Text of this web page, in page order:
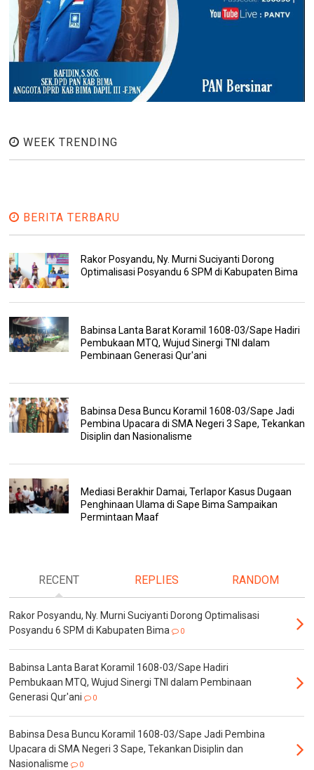
WEEK TRENDING
BERITA TERBARU
Rakor Posyandu, Ny. Murni Suciyanti Dorong
Optimalisasi Posyandu 6 SPM di Kabupaten Bima
Babinsa Lanta Barat Koramil 1608-03/Sape Hadiri
Pembukaan MTQ, Wujud Sinergi TNI dalam
Pembinaan Generasi Qur'ani
Babinsa Desa Buncu Koramil 1608-03/Sape Jadi
Pembina Upacara di SMA Negeri 3 Sape, Tekankan
Disiplin dan Nasionalisme
Mediasi Berakhir Damai, Terlapor Kasus Dugaan
Penghinaan Ulama di Sape Bima Sampaikan
Permintaan Maaf
RECENT REPLIES RANDOM
Rakor Posyandu, Ny. Murni Suciyanti Dorong Optimalisasi
Posyandu 6 SPM di Kabupaten Bima
0
Babinsa Lanta Barat Koramil 1608-03/Sape Hadiri
Pembukaan MTQ, Wujud Sinergi TNI dalam Pembinaan
Generasi Qur'ani
0
Babinsa Desa Buncu Koramil 1608-03/Sape Jadi Pembina
Upacara di SMA Negeri 3 Sape, Tekankan Disiplin dan
Nasionalisme
0